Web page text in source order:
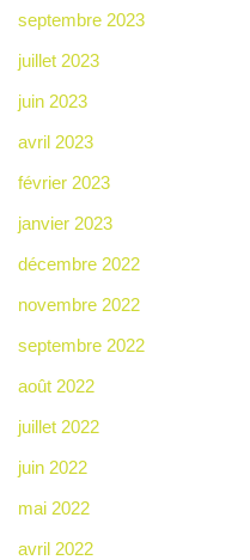
septembre 2023
juillet 2023
juin 2023
avril 2023
février 2023
janvier 2023
décembre 2022
novembre 2022
septembre 2022
août 2022
juillet 2022
juin 2022
mai 2022
avril 2022